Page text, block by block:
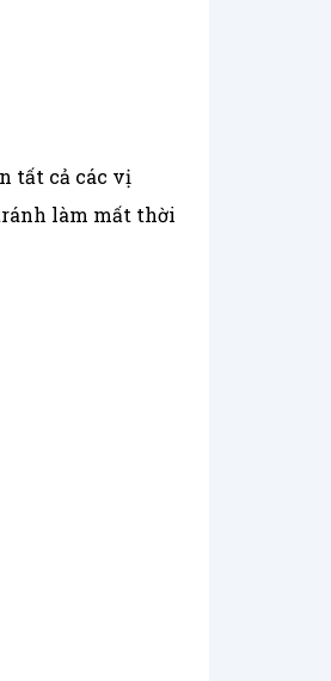
tất cả các vị
làm mất thời